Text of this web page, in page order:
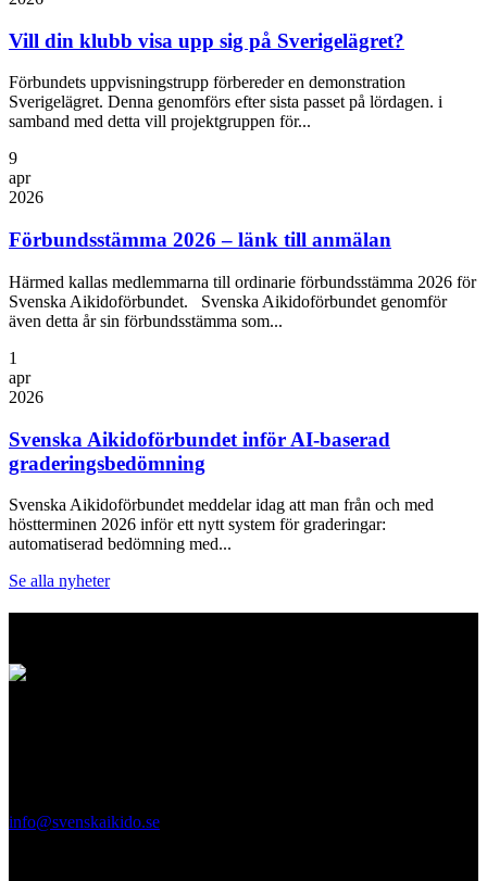
Vill din klubb visa upp sig på Sverigelägret?
Förbundets uppvisningstrupp förbereder en demonstration
Sverigelägret. Denna genomförs efter sista passet på lördagen. i
samband med detta vill projektgruppen för...
9
apr
2026
Förbundsstämma 2026 – länk till anmälan
Härmed kallas medlemmarna till ordinarie förbundsstämma 2026 för
Svenska Aikidoförbundet. Svenska Aikidoförbundet genomför
även detta år sin förbundsstämma som...
1
apr
2026
Svenska Aikidoförbundet inför AI-baserad
graderingsbedömning
Svenska Aikidoförbundet meddelar idag att man från och med
höstterminen 2026 inför ett nytt system för graderingar:
automatiserad bedömning med...
Se alla nyheter
info@svenskaikido.se